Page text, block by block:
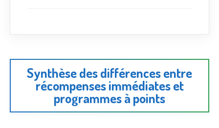
Synthèse des différences entre
récompenses immédiates et
programmes à points